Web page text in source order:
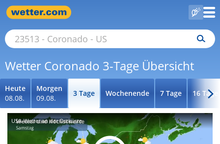
Wetter Coronado 3-Tage Übersicht
Heute
08.08.
Morgen
09.08.
3 Tage Wochenende 7 Tage 16 Tage
USA-Wetter an der Ostküste